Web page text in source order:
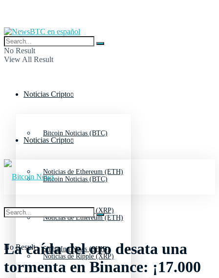
No Result
View All Result
Noticias Cripto
Bitcoin Noticias (BTC)
Noticias de Ethereum (ETH)
Noticias de Ripple (XRP)
Shiba Inu News (SHIB)
Noticias Cripto
Bitcoin Noticias (BTC)
Noticias de Ethereum (ETH)
Noticias de Ripple (XRP)
No Result
La caída del oro desata una
tormenta en Binance: ¡17.000